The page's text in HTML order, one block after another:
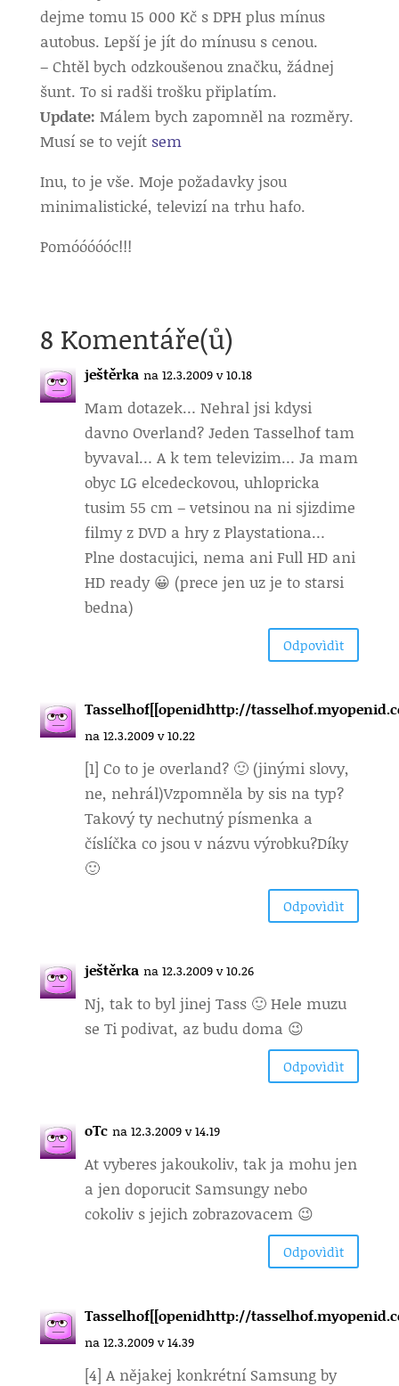
dejme tomu 15 000 Kč s DPH plus mínus
autobus. Lepší je jít do mínusu s cenou.
– Chtěl bych odzkoušenou značku, žádnej
šunt. To si radši trošku připlatím.
Update: Málem bych zapomněl na rozměry.
Musí se to vejít sem
Inu, to je vše. Moje požadavky jsou
minimalistické, televizí na trhu hafo.
Pomóóóóóc!!!
8 Komentáře(ů)
ještěrka na 12.3.2009 v 10.18
Mam dotazek… Nehral jsi kdysi
davno Overland? Jeden Tasselhof tam
byvaval… A k tem televizim… Ja mam
obyc LG elcedeckovou, uhlopricka
tusim 55 cm – vetsinou na ni sjizdime
filmy z DVD a hry z Playstationa…
Plne dostacujici, nema ani Full HD ani
HD ready 😀 (prece jen uz je to starsi
bedna)
Odpovìdìt
Tasselhof[[openidhttp://
na 12.3.2009 v 10.22
[1] Co to je overland? 🙂 (jinými slovy,
ne, nehrál)Vzpomněla by sis na typ?
Takový ty nechutný písmenka a
číslíčka co jsou v názvu výrobku?Díky
🙂
Odpovìdìt
ještěrka na 12.3.2009 v 10.26
Nj, tak to byl jinej Tass 🙂 Hele muzu
se Ti podivat, az budu doma 😉
Odpovìdìt
oTc na 12.3.2009 v 14.19
At vyberes jakoukoliv, tak ja mohu jen
a jen doporucit Samsungy nebo
cokoliv s jejich zobrazovacem 😉
Odpovìdìt
Tasselhof[[openidhttp://
na 12.3.2009 v 14.39
[4] A nějakej konkrétní Samsung by